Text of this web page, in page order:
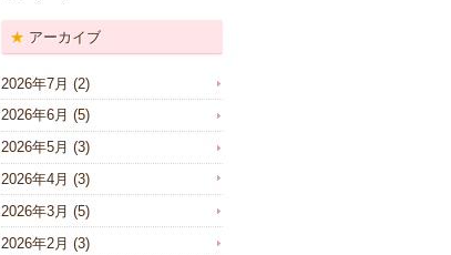
アーカイブ
2026年7月 (2)
2026年6月 (5)
2026年5月 (3)
2026年4月 (3)
2026年3月 (5)
2026年2月 (3)